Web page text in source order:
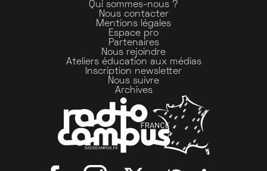
Qui sommes-nous ?
Nous contacter
Mentions légales
Espace pro
Partenaires
Nous rejoindre
Ateliers éducation aux médias
Inscription newsletter
Nous suivre
Archives